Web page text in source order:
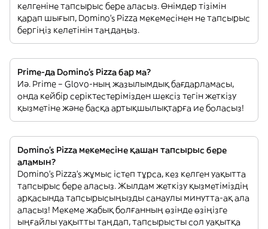
келгеніне тапсырыс бере аласыз. Өнімдер тізімін
қарап шығып, Domino's Pizza мекемесінен не тапсырыс
бергіңіз келетінін таңдаңыз.
Prime-да Domino's Pizza бар ма?
Иә. Prime – Glovo-ның жазылымдық бағдарламасы,
онда кейбір серіктестерімізден шексіз тегін жеткізу
қызметіне және басқа артықшылықтарға ие боласыз!
Domino's Pizza мекемесіне қашан тапсырыс бере
аламын?
Domino's Pizza’s жұмыс істеп тұрса, кез келген уақытта
тапсырыс бере аласыз. Жылдам жеткізу қызметіміздің
арқасында тапсырысыңызды санаулы минутта-ақ ала
аласыз! Мекеме жабық болғанның өзінде өзіңізге
ыңғайлы уақытты таңдап, тапсырысты сол уақытқа